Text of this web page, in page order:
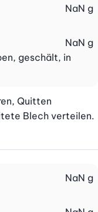
NaN g
geschält, in
NaN g
Quitten
Blech verteilen.
NaN g